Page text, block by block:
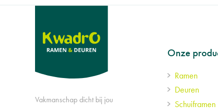
Vakmanschap dicht bij jou
Footer
menu
Onze
Ramen
Deuren
Schuiframen